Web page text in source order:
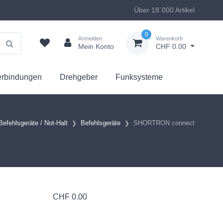
Über 18`000 Artikel
Anmelden
Mein Konto
0
Warenkorb
CHF 0.00
Drehgeber Funksysteme
Befehlsgeräte / Not-Halt Befehlsgeräte SHORTRON connect
CHF 0.00